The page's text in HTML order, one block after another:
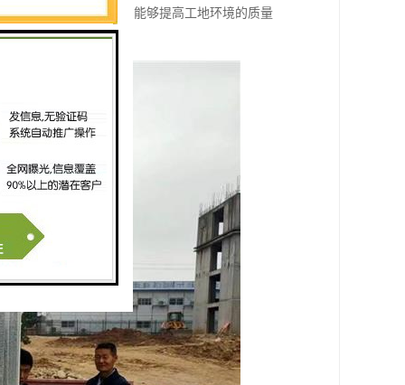
和远程控制等特点，能够提高工地环境的质量